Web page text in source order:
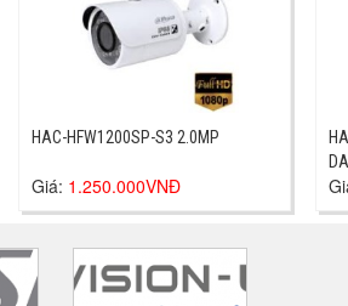
HAC-HFW1200SP-S3 2.0MP
Giá: 1.250.000VNĐ